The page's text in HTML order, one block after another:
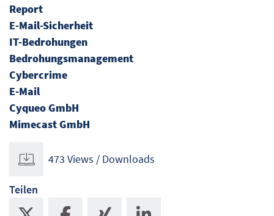
Report
E-Mail-Sicherheit
IT-Bedrohungen
Bedrohungsmanagement
Cybercrime
E-Mail
Cyqueo GmbH
Mimecast GmbH
473 Views / Downloads
Teilen